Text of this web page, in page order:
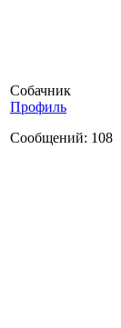
Собачник
Профиль
Сообщений: 108